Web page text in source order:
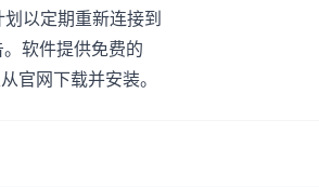
以定期重新连接到
软件提供免费的
网下载并安装。